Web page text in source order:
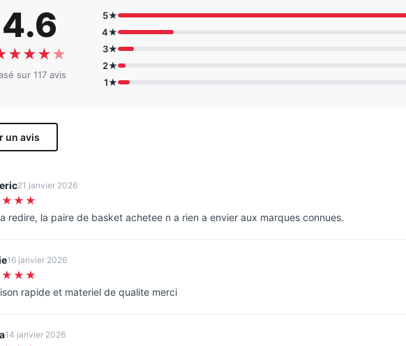
4.6
★★★★
sur 117 avis
5★
4★
3★
2★
1★
un avis
21 janvier 2026
redire, la paire de basket achetee n a rien a envier aux marques connues.
16 janvier 2026
rapide et materiel de qualite merci
14 janvier 2026